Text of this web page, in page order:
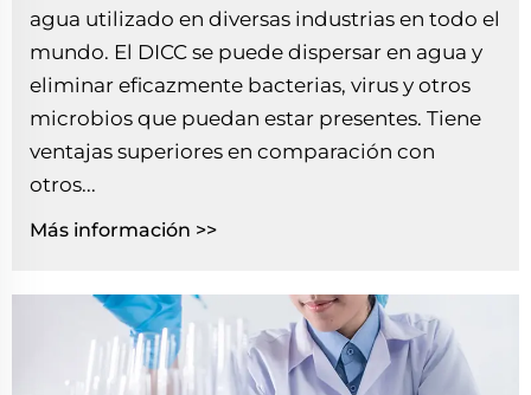
agua utilizado en diversas industrias en todo el
mundo. El DICC se puede dispersar en agua y
eliminar eficazmente bacterias, virus y otros
microbios que puedan estar presentes. Tiene
ventajas superiores en comparación con
otros...
Más información >>